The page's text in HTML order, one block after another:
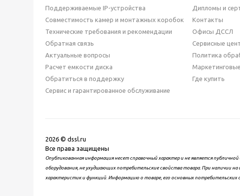
Поддерживаемые IP-устройства
Совместимость камер и монтажных коробок
Технические требования и рекомендации
Обратная связь
Актуальные вопросы
Расчет емкости диска
Обратиться в поддержку
Сервис и гарантированное обслуживание
Дипломы и
Контакты
Офисы ДССЛ
Сервисные
Политика
Где купить
2026 © dssl.ru
Все права защищены
Опубликованная информация несет справочный характер и не является
оборудования, не ухудшающих потребительские свойства товара. При наличии
характеристик и функций. Информацию о товаре, его основных